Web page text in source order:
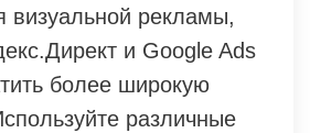
визуальной рекламы,
и Google Ads
более широкую
различные